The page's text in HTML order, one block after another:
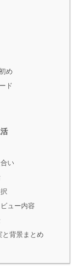
め
ド
い
ュー内容
背景まとめ